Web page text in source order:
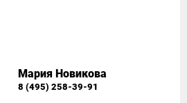
Мария Новикова
8 (495) 258-39-91